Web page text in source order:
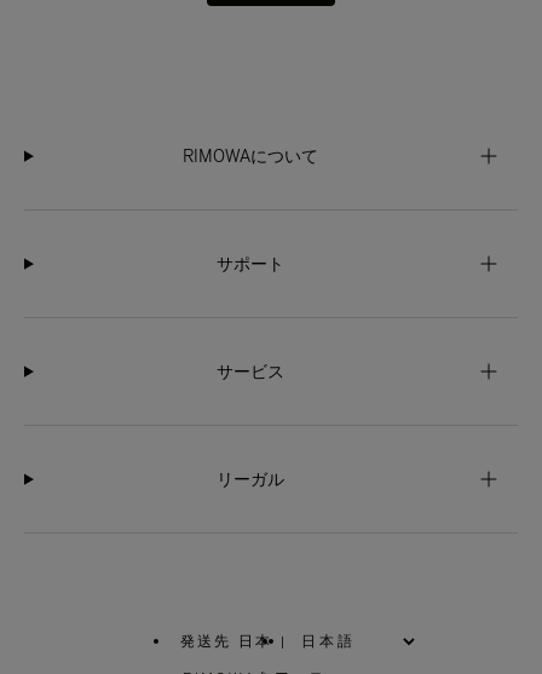
RIMOWAについて
サポート
サービス
リーガル
発送先 日本 |